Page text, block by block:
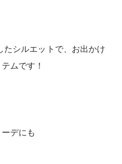
たシルエットで、お出かけ
ムです！
デにも